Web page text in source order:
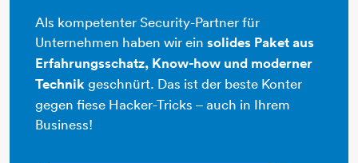
Als kompetenter Security-Partner für
Unternehmen haben wir ein solides Paket aus
Erfahrungsschatz, Know-how und moderner
Technikgeschnürt. ​​​​​​​Das ist der beste Konter
gegen fiese Hacker-Tricks – auch in Ihrem
Business!​​​​​​​